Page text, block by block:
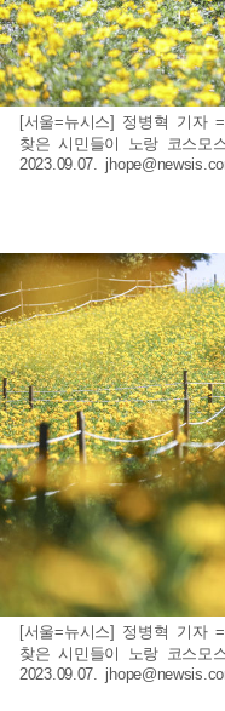
[서울=뉴시스] 정병혁 기자
찾은 시민들이 노랑 코스모
2023.09.07.
[서울=뉴시스] 정병혁 기자
찾은 시민들이 노랑 코스모
2023.09.07.